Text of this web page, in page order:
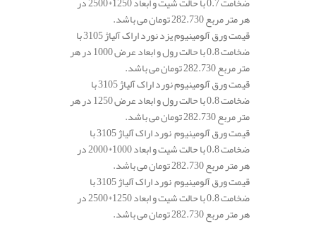
هر متر مربع 282.730 تومان می باشد.
قیمت ورق آلومینیوم یزد نورد اراک آلیاژ 3105 با
ضخامت 0.8 با حالت رول و ابعاد عرض 1000 در هر
متر مربع 282.730 تومان می باشد.
قیمت ورق آلومینیوم نورد اراک آلیاژ 3105 با
ضخامت 0.8 با حالت رول و ابعاد عرض 1250 در هر
متر مربع 282.730 تومان می باشد.
قیمت ورق آلومینیوم نورد اراک آلیاژ 3105 با
ضخامت 0.8 با حالت شیت و ابعاد 1000*2000 در
هر متر مربع 282.730 تومان می باشد.
قیمت ورق آلومینیوم نورد اراک آلیاژ 3105 با
ضخامت 0.8 با حالت شیت و ابعاد 1250*2500 در
هر متر مربع 282.730 تومان می باشد.